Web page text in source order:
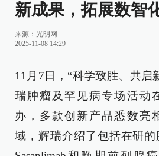
新成果，拓展数智
来源： 光明网
2025-11-08 14:29
11月7日，“科学致胜、共启
瑞肿瘤及罕见病专场活动
办，多款创新产品悉数亮
域，辉瑞介绍了包括在研的